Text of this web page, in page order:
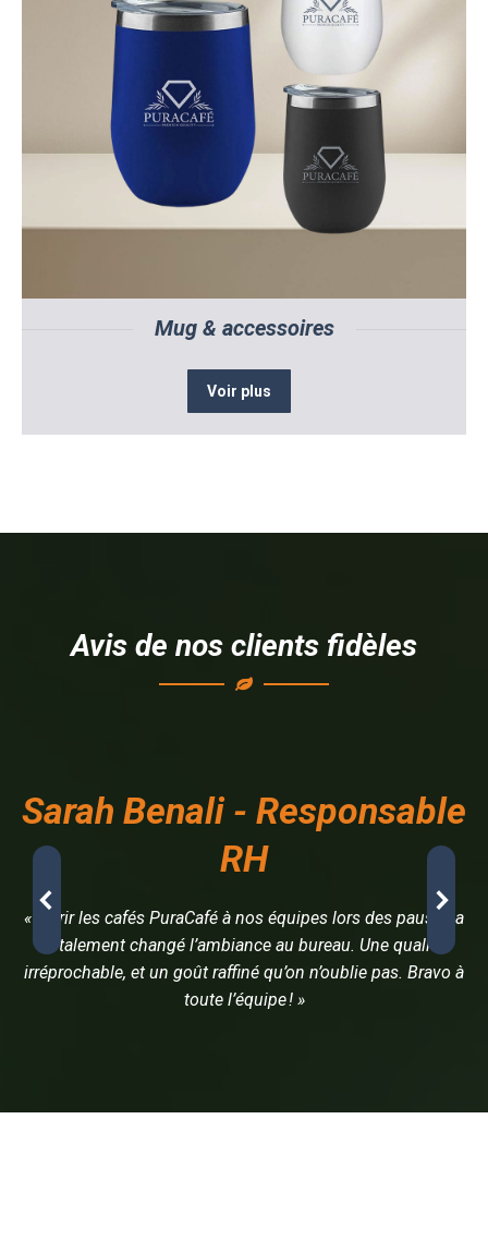
Mug & accessoires
Voir plus
Avis de nos clients fidèles
Sarah Benali - Responsable
RH
« Offrir les cafés PuraCafé à nos équipes lors des pauses a
totalement changé l’ambiance au bureau. Une qualité
irréprochable, et un goût raffiné qu’on n’oublie pas. Bravo à
toute l’équipe ! »